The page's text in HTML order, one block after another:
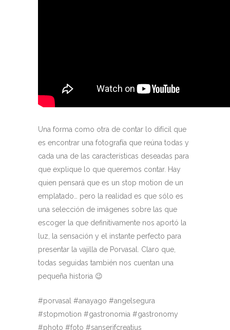
Una forma como otra de contar lo difícil que
es encontrar una fotografía que reúna todas y
cada una de las características deseadas para
que explique lo que queremos contar. Hay
quien pensará que es un stop motion de un
emplatado… pero la realidad es que sólo es
una selección de imágenes sobre las que
escoger la que definitivamente nos aportó la
luz, la sensación y el instante perfecto para
presentar la vajilla de Porvasal. Claro que,
todas seguidas también nos cuentan una
pequeña historia 😉
#porvasal #anayago #angelsegura
#stopmotion #gastronomia #gastronomy
#photo #foto #sanserifcreatius